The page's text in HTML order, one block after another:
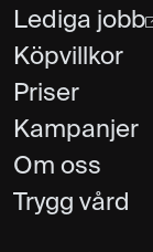
Lediga jobb
Köpvillkor
Priser
Kampanjer
Om oss
Trygg vård